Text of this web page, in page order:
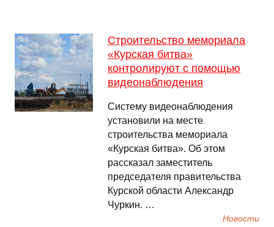
Строительство мемориала
«Курская битва»
контролируют с помощью
видеонаблюдения
Систему видеонаблюдения
установили на месте
строительства мемориала
«Курская битва». Об этом
рассказал заместитель
председателя правительства
Курской области Александр
Чуркин. …
Новости